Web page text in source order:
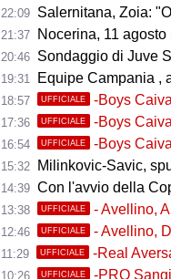
22:09 Salernitana, Zoia:
21:37 Nocerina, 11 agosto
20:46 Sondaggio di Juve
19:31 Equipe Campania ,
18:57 UFFICIALE -Boys
17:36 UFFICIALE -Boys
16:54 UFFICIALE -Boys
15:32 Milinkovic-Savic,
14:39 Con l'avvio della Coppa
13:38 UFFICIALE - Avellino,
12:46 UFFICIALE - Avellino,
11:29 UFFICIALE -Real Aversa
10:26 UFFICIALE -PRO